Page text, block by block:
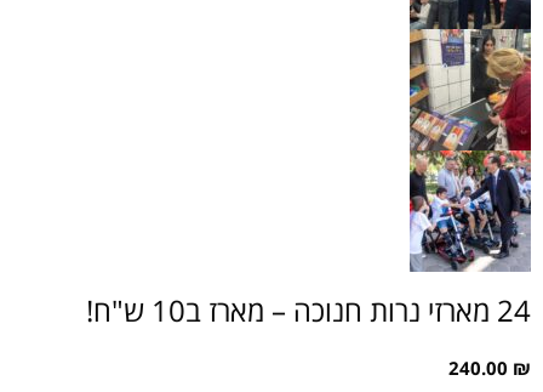
24 מארזי נרות חנוכה – מארז ב10 ש"ח!
240.00 ₪